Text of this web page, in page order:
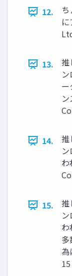
12.
13.
推
ー
14.
推
15.
推
わ
15